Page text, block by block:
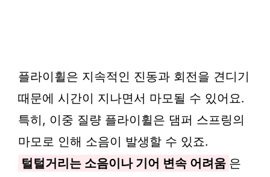
플라이휠은 지속적인 진동과 회전을 견디기
때문에 시간이 지나면서 마모될 수 있어요.
특히, 이중 질량 플라이휠은 댐퍼 스프링의
마모로 인해 소음이 발생할 수 있죠.
털털거리는 소음이나 기어 변속 어려움 은